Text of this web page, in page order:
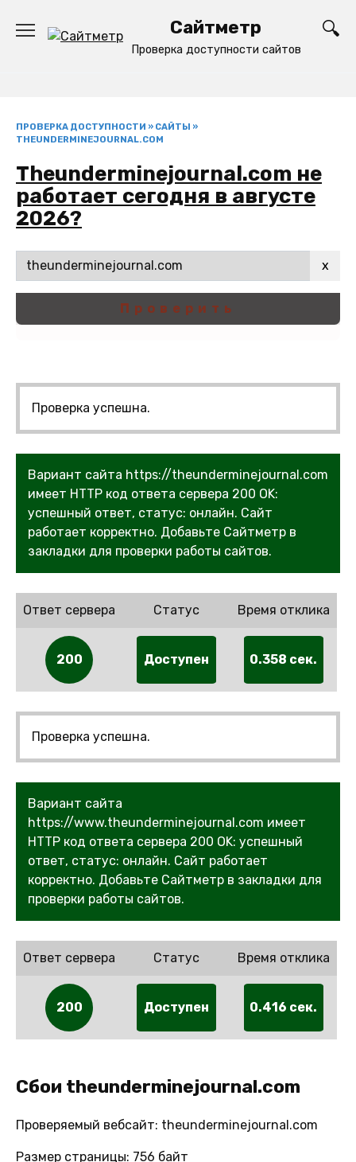
содержанию
Сайтметр
Проверка доступности сайтов
ПРОВЕРКА ДОСТУПНОСТИ » САЙТЫ »
THEUNDERMINEJOURNAL.COM
Theunderminejournal.com не
работает сегодня в августе
2026?
x
Проверить
Проверка успешна.
Вариант сайта https://theunderminejournal.com
имеет HTTP код ответа сервера 200 OK:
успешный ответ, статус: онлайн. Сайт
работает корректно. Добавьте Сайтметр в
закладки для проверки работы сайтов.
Ответ сервера
200
Статус
Доступен
Время отклика
0.358 сек.
Проверка успешна.
Вариант сайта
https://www.theunderminejournal.com имеет
HTTP код ответа сервера 200 OK: успешный
ответ, статус: онлайн. Сайт работает
корректно. Добавьте Сайтметр в закладки для
проверки работы сайтов.
Ответ сервера
200
Статус
Доступен
Время отклика
0.416 сек.
Сбои theunderminejournal.com
Проверяемый вебсайт: theunderminejournal.com
Размер страницы: 756 байт